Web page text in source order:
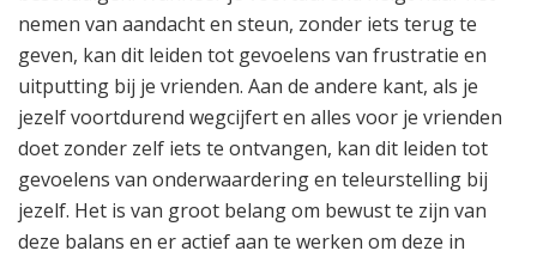
nemen van aandacht en steun, zonder iets terug te
geven, kan dit leiden tot gevoelens van frustratie en
uitputting bij je vrienden. Aan de andere kant, als je
jezelf voortdurend wegcijfert en alles voor je vrienden
doet zonder zelf iets te ontvangen, kan dit leiden tot
gevoelens van onderwaardering en teleurstelling bij
jezelf. Het is van groot belang om bewust te zijn van
deze balans en er actief aan te werken om deze in